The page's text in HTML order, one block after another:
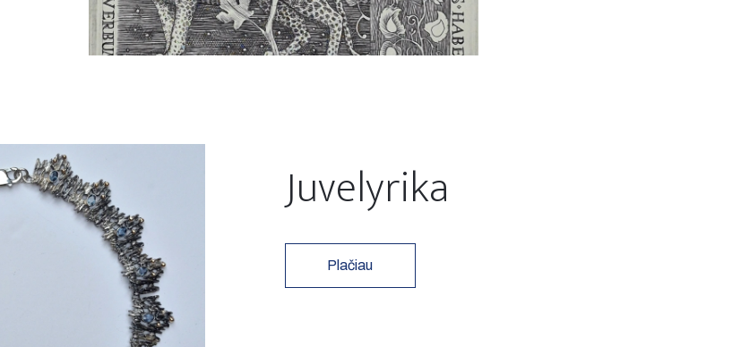
Juvelyrika
Plačiau